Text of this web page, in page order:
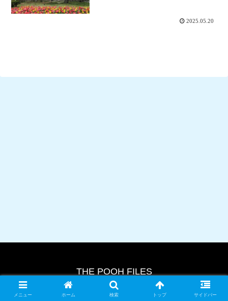
2025.05.20
THE POOH FILES
© 2024 THE POOH FILES.
メニュー ホーム 検索 トップ サイドバー